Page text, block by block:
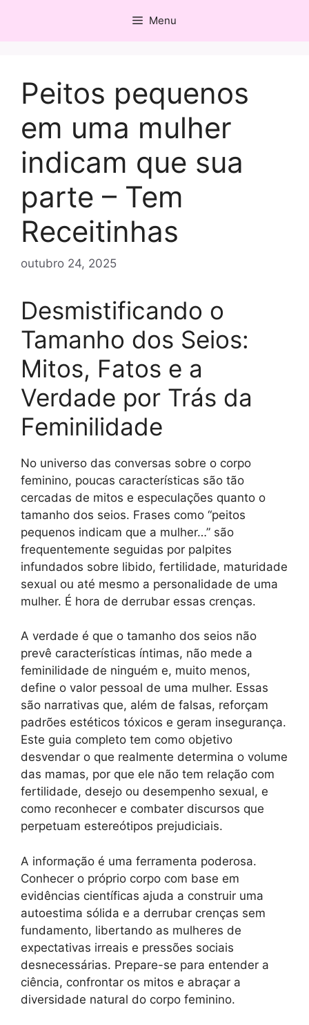
o
Menu
Peitos pequenos
em uma mulher
indicam que sua
parte – Tem
Receitinhas
outubro 24, 2025
Desmistificando o
Tamanho dos Seios:
Mitos, Fatos e a
Verdade por Trás da
Feminilidade
No universo das conversas sobre o corpo
feminino, poucas características são tão
cercadas de mitos e especulações quanto o
tamanho dos seios. Frases como “peitos
pequenos indicam que a mulher…” são
frequentemente seguidas por palpites
infundados sobre libido, fertilidade, maturidade
sexual ou até mesmo a personalidade de uma
mulher. É hora de derrubar essas crenças.
A verdade é que o tamanho dos seios não
prevê características íntimas, não mede a
feminilidade de ninguém e, muito menos,
define o valor pessoal de uma mulher. Essas
são narrativas que, além de falsas, reforçam
padrões estéticos tóxicos e geram insegurança.
Este guia completo tem como objetivo
desvendar o que realmente determina o volume
das mamas, por que ele não tem relação com
fertilidade, desejo ou desempenho sexual, e
como reconhecer e combater discursos que
perpetuam estereótipos prejudiciais.
A informação é uma ferramenta poderosa.
Conhecer o próprio corpo com base em
evidências científicas ajuda a construir uma
autoestima sólida e a derrubar crenças sem
fundamento, libertando as mulheres de
expectativas irreais e pressões sociais
desnecessárias. Prepare-se para entender a
ciência, confrontar os mitos e abraçar a
diversidade natural do corpo feminino.